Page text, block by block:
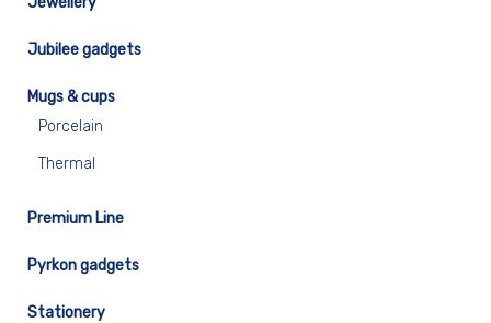
Jubilee gadgets
Mugs & cups
Porcelain
Thermal
Premium Line
Pyrkon gadgets
Stationery